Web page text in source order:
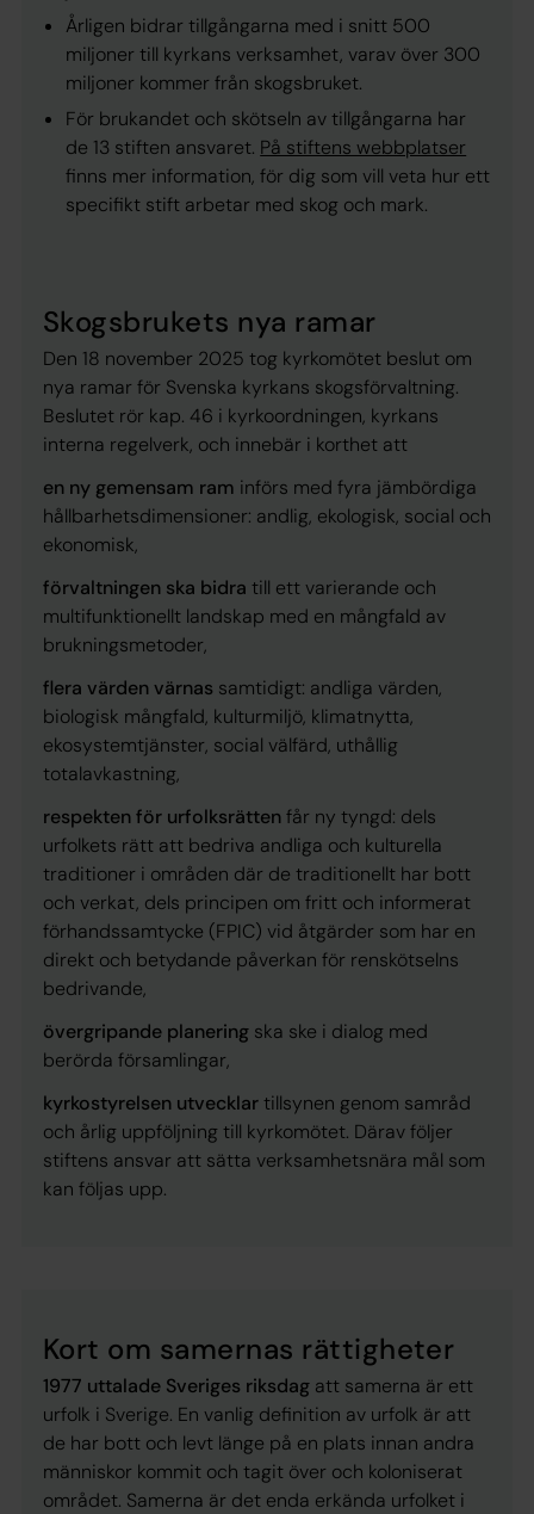
Årligen bidrar tillgångarna med i snitt 500
miljoner till kyrkans verksamhet, varav över 300
miljoner kommer från skogsbruket.
För brukandet och skötseln av tillgångarna har
de 13 stiften ansvaret. På stiftens webbplatser
finns mer information, för dig som vill veta hur ett
specifikt stift arbetar med skog och mark.
Skogsbrukets nya ramar
Den 18 november 2025 tog kyrkomötet beslut om
nya ramar för Svenska kyrkans skogsförvaltning.
Beslutet rör kap. 46 i kyrkoordningen, kyrkans
interna regelverk, och innebär i korthet att
en ny gemensam ram införs med fyra jämbördiga
hållbarhetsdimensioner: andlig, ekologisk, social och
ekonomisk,
förvaltningen ska bidra till ett varierande och
multifunktionellt landskap med en mångfald av
brukningsmetoder,
flera värden värnas samtidigt: andliga värden,
biologisk mångfald, kulturmiljö, klimatnytta,
ekosystemtjänster, social välfärd, uthållig
totalavkastning,
respekten för urfolksrättenfår ny tyngd: dels
urfolkets rätt att bedriva andliga och kulturella
traditioner i områden där de traditionellt har bott
och verkat, dels principen om fritt och informerat
förhandssamtycke (FPIC) vid åtgärder som har en
direkt och betydande påverkan för renskötselns
bedrivande,
övergripande planering ska ske i dialog med
berörda församlingar,
kyrkostyrelsen utvecklartillsynen genom samråd
och årlig uppföljning till kyrkomötet. Därav följer
stiftens ansvar att sätta verksamhetsnära mål som
kan följas upp.
Kort om samernas rättigheter
1977 uttalade Sveriges riksdag att samerna är ett
urfolk i Sverige. En vanlig definition av urfolk är att
de har bott och levt länge på en plats innan andra
människor kommit och tagit över och koloniserat
området. Samerna är det enda erkända urfolket i